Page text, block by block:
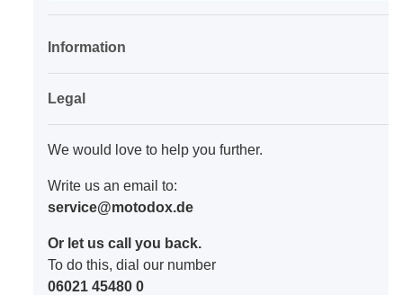
Information
Legal
We would love to help you further.
Write us an email to:
service@motodox.de
Or let us call you back.
To do this, dial our number
06021 45480 0